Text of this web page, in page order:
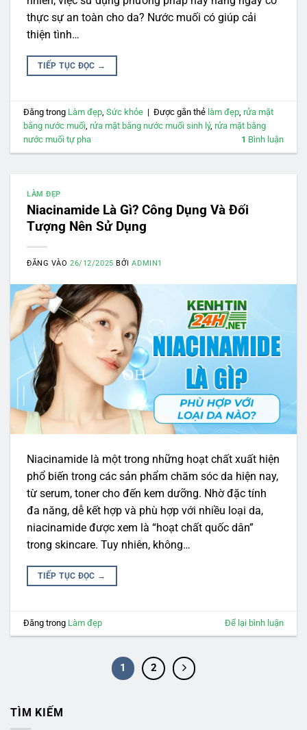
thực sự an toàn cho da? Nước muối có giúp cải
thiện tình…
TIẾP TỤC ĐỌC →
Đăng trong Làm đẹp,Sức khỏe | Được gắn thẻ làm đẹp, rửa mặt
bằng nước muối, rửa mặt bằng nước muối sinh lý, rửa mặt bằng
nước muối tự pha
1 Bình luận
LÀM ĐẸP
Niacinamide Là Gì? Công Dụng Và Đối
Tượng Nên Sử Dụng
ĐĂNG VÀO26/12/2025 BỞIADMIN1
Niacinamide là một trong những hoạt chất xuất hiện
phổ biến trong các sản phẩm chăm sóc da hiện nay,
từ serum, toner cho đến kem dưỡng. Nhờ đặc tính
đa năng, dễ kết hợp và phù hợp với nhiều loại da,
niacinamide được xem là “hoạt chất quốc dân”
trong skincare. Tuy nhiên, không…
TIẾP TỤC ĐỌC →
Đăng trong Làm đẹp Để lại bình luận
1 2
TÌM KIẾM